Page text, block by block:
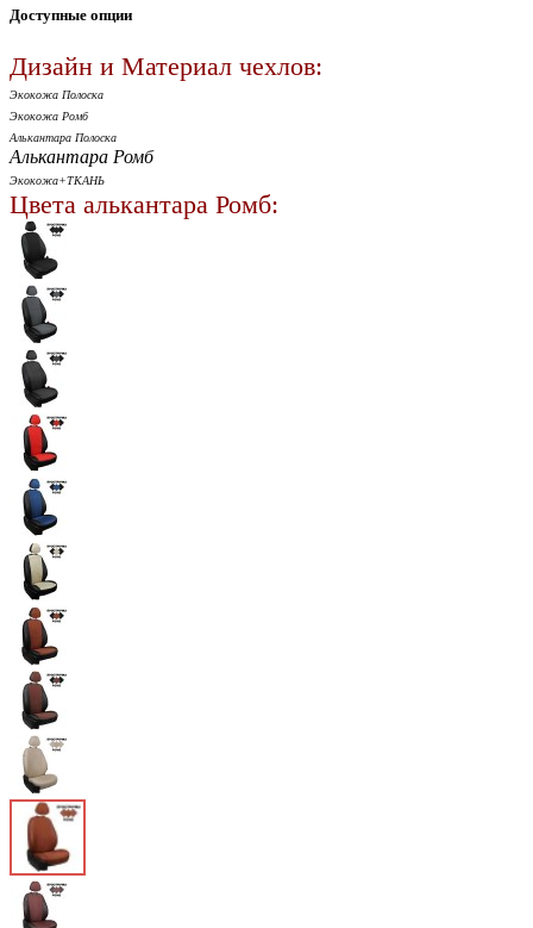
Доступные опции
Дизайн и Материал чехлов:
Экокожа Полоска
Экокожа Ромб
Алькантара Полоска
Алькантара Ромб
Экокожа+ТКАНЬ
Цвета алькантара Ромб: